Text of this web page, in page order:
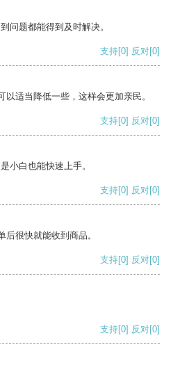
问题都能得到及时解决。
支持[0] 反对[0]
适当降低一些，这样会更加亲民。
支持[0] 反对[0]
小白也能快速上手。
支持[0] 反对[0]
很快就能收到商品。
支持[0] 反对[0]
支持[0] 反对[0]